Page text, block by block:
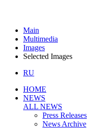
Main
Multimedia
Images
Selected Images
RU
HOME
NEWS
ALL NEWS
Press Releases
News Archive